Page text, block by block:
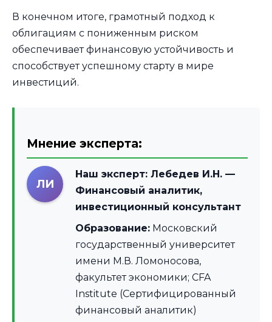
В конечном итоге, грамотный подход к
облигациям с пониженным риском
обеспечивает финансовую устойчивость и
способствует успешному старту в мире
инвестиций.
Мнение эксперта:
ЛИ
Наш эксперт: Лебедев И.Н. —
Финансовый аналитик,
инвестиционный консультант
Образование: Московский
государственный университет
имени М.В. Ломоносова,
факультет экономики; CFA
Institute (Сертифицированный
финансовый аналитик)